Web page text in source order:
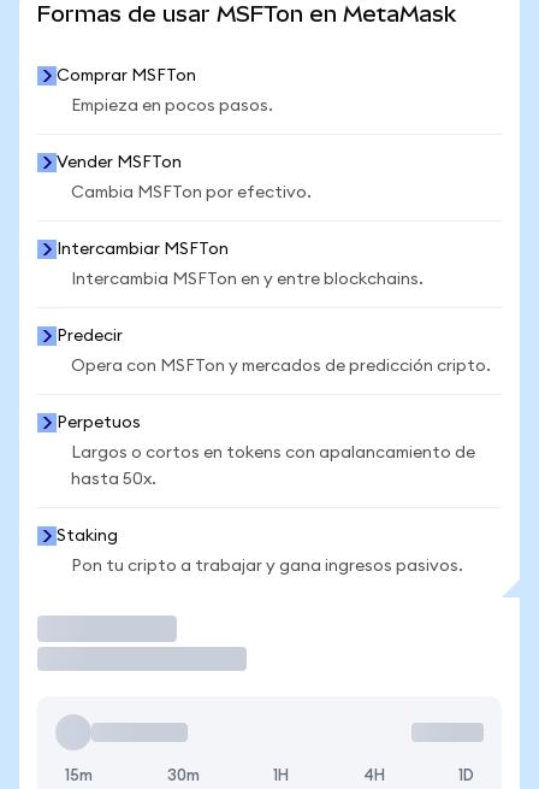
Formas de usar MSFTon en MetaMask
Comprar MSFTon
Empieza en pocos pasos.
Vender MSFTon
Cambia MSFTon por efectivo.
Intercambiar MSFTon
Intercambia MSFTon en y entre blockchains.
Predecir
Opera con MSFTon y mercados de predicción cripto.
Perpetuos
Largos o cortos en tokens con apalancamiento de
hasta 50x.
Staking
Pon tu cripto a trabajar y gana ingresos pasivos.
15m 30m 1H 4H 1D